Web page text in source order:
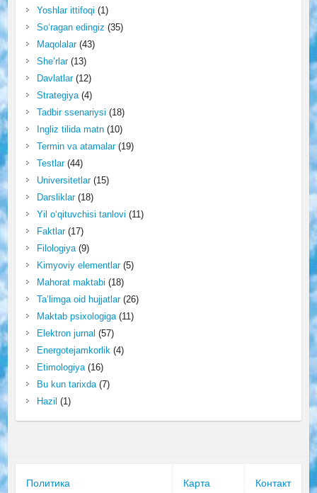
Yoshlar ittifoqi (1)
So‘ragan edingiz (35)
Maqolalar(43)
She’rlar(13)
Davlatlar(12)
Strategiya(4)
Tadbir ssenariysi (18)
Ingliz tilida matn(10)
Termin va atamalar(19)
Testlar(44)
Universitetlar(15)
Darsliklar(18)
Yil o‘qituvchisi tanlovi (11)
Faktlar(17)
Filologiya(9)
Kimyoviy elementlar(5)
Mahorat maktabi (18)
Ta’limga oid hujjatlar(26)
Maktab psixologiga(11)
Elektron jurnal (57)
Energotejamkorlik (4)
Etimologiya(16)
Bu kun tarixda(7)
Hazil (1)
Политика
Карта
Контакт